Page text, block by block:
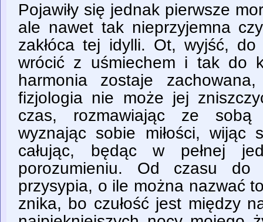
Pojawiły się jednak pierwsze
ale nawet tak nieprzyjemna
zakłóca tej idylli. Ot, wyjść, do
wrócić z uśmiechem i tak do
harmonia zostaje
fizjologia nie może jej
czas, rozmawiając ze sobą
wyznając sobie miłości, wijąc
całując, będąc w pełnej
porozumieniu. Od czasu
przysypia, o ile można nazwać
znika, bo czułość jest między